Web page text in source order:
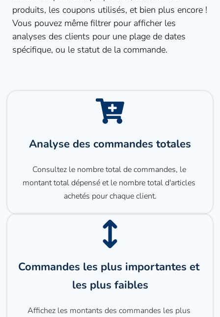
produits, les coupons utilisés, et bien plus encore !
Vous pouvez même filtrer pour afficher les
analyses des clients pour une plage de dates
spécifique, ou le statut de la commande.
Analyse des commandes totales
Consultez le nombre total de commandes, le
montant total dépensé et le nombre total d'articles
achetés pour chaque client.
Commandes les plus importantes et
les plus faibles
Affichez les montants des commandes les plus